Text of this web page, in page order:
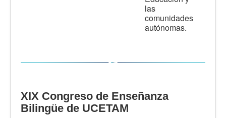
las
comunidades
autónomas.
XIX Congreso de Enseñanza
Bilingüe de UCETAM